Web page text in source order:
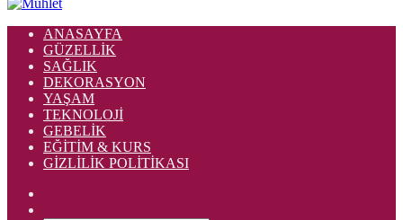
ANASAYFA
GÜZELLIK
SAĞLIK
DEKORASYON
YAŞAM
TEKNOLOJI
GEBELIK
EĞITIM & KURS
GIZLILIK POLITIKASI